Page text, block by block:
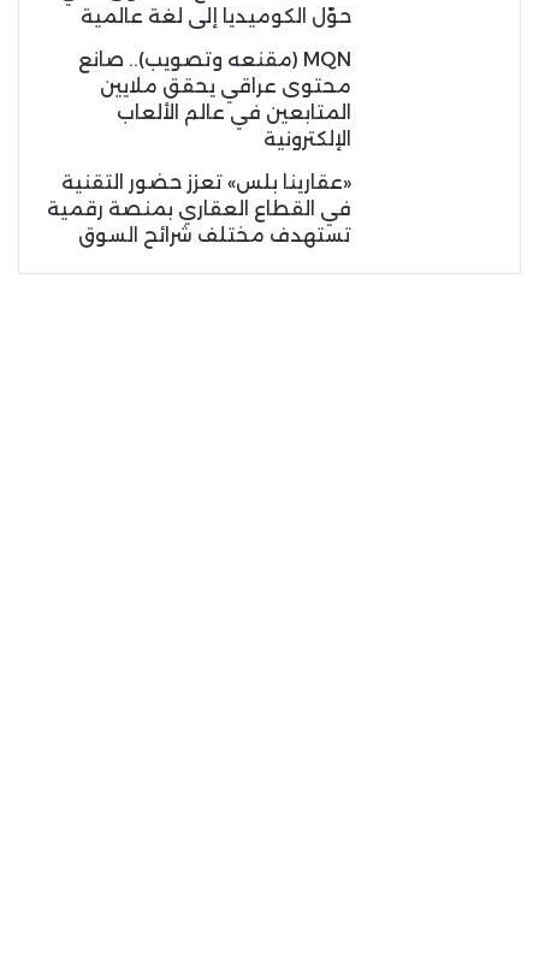
حوّل الكوميديا إلى لغة عالمية
MQN (مقنعه وتصويب).. صانع
محتوى عراقي يحقق ملايين
المتابعين في عالم الألعاب
الإلكترونية
«عقارينا بلس» تعزز حضور التقنية
في القطاع العقاري بمنصة رقمية
تستهدف مختلف شرائح السوق